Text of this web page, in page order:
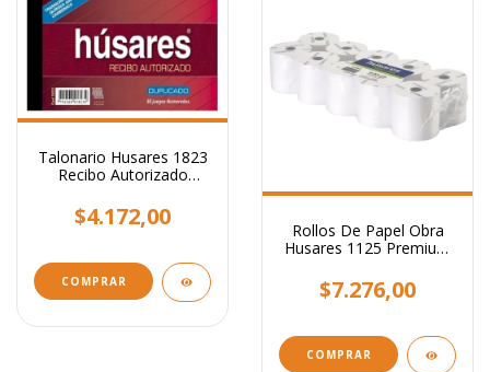
Talonario Husares 1823
Recibo Autorizado
$4.172,00
Rollos De Papel Obra
Husares 1125 Premium
$7.276,00